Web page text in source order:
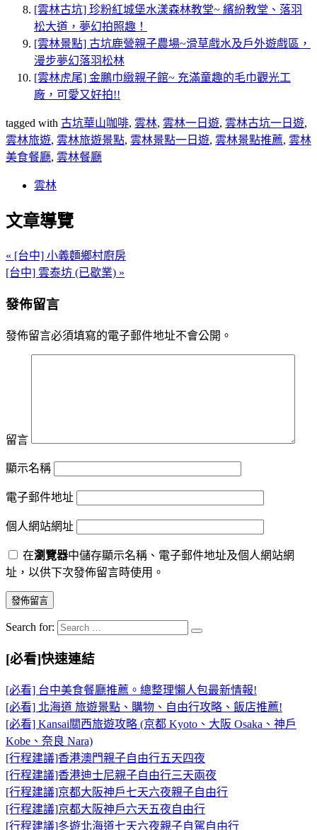
[雲林古坑] 珍粉紅城堡水漾森林教堂~ 繽紛教堂、落羽
松大道，夢幻拍照趣！
[雲林景點] 古坑鹿營親子農場~滑草戲水及戶外遊戲區，
漫步夢幻落羽松林
[雲林虎尾] 金鵬巾緻親子館~ 充滿童趣的毛巾觀光工
廠，可愛又好拍!!
tagged with 古坑華山咖啡, 雲林, 雲林一日遊, 雲林古坑一日遊,
雲林旅遊, 雲林旅遊景點, 雲林景點一日遊, 雲林景點推薦, 雲林
美食餐廳, 雲林餐廳
雲林
文章導覽
« [台中] 小義麵鄉村廚房
[台中] 雲泰坊 (已歇業) »
發佈留言
發佈留言必須填寫的電子郵件地址不會公開。
留言
顯示名稱
電子郵件地址
個人網站網址
在瀏覽器中儲存顯示名稱、電子郵件地址及個人網站網
址，以供下次發佈留言時使用。
Search for:
[必看]快速連結
[必看] 台中美食餐廳推薦。總整理懶人包最新情報!
[必看] 北海道 旅遊景點、購物、自由行攻略、飯店推薦!
[必看] Kansai關西旅遊攻略 (京都 Kyoto、大阪 Osaka、神戶
Kobe、奈良 Nara)
[行程建議]香港澳門親子自由行五天四夜
[行程建議]香港迪士尼親子自由行三天兩夜
[行程建議]京都大阪神戶七天六夜親子自由行
[行程建議]京都大阪神戶六天五夜自由行
[行程建議]冬遊北海道七天六夜親子自駕自由行